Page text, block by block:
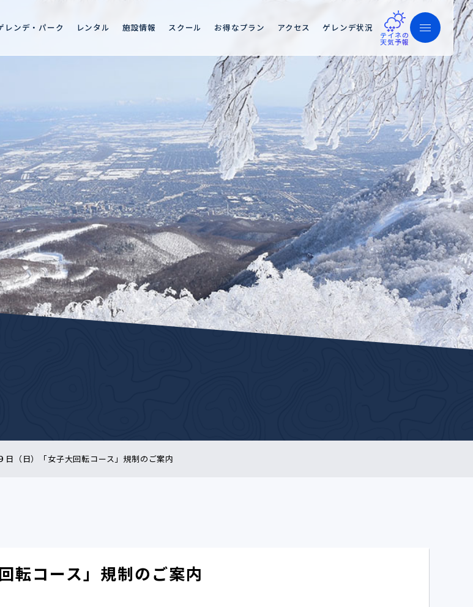
レンデ・パーク レンタル 施設情報 スクール お得なプラン アクセス ゲレンデ状況
テイネの
天気予報
日（日）「女子大回転コース」規制のご案内
転コース」規制のご案内